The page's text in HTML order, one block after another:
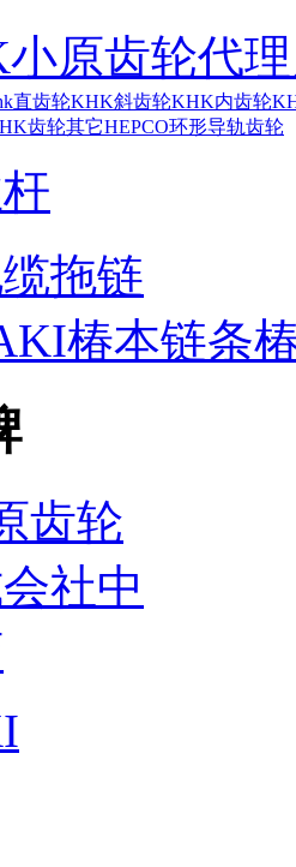
原齿轮代
直齿轮KHK斜齿轮KHK内齿轮
齿轮其它HEPCO环形导轨齿轮
拖链
椿本链条